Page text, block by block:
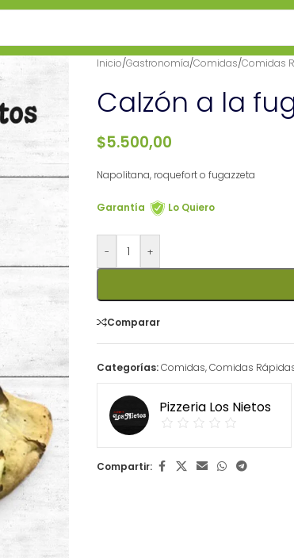
Inicio/Gastronomía/Comidas/Comidas
Calzón a la
$5.500,00
Napolitana, roquefort o fugazzeta
Garantía Lo Quiero
- +
Comparar
Categorías:Comidas,Comidas
Pizzeria Los Nietos
Compartir: